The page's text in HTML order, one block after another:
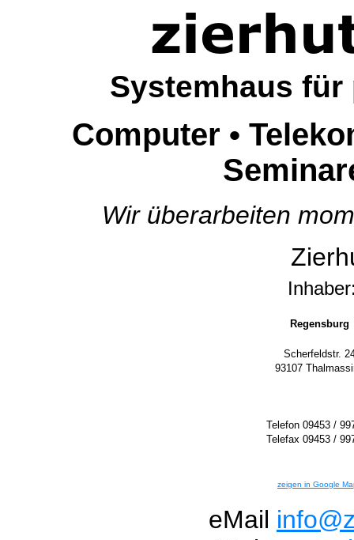
Systemhaus
Computer •
Wir überarbeiten
Regensburg
Scherfeldstr.
93107
Telefon 09453 /
Telefax 09453 /
zeigen in Google
eMail